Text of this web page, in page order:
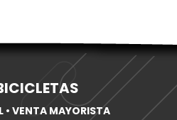
• VENTA MAYORISTA